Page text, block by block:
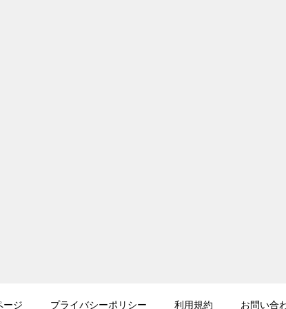
ージ プライバシーポリシー 利用規約 お問い合